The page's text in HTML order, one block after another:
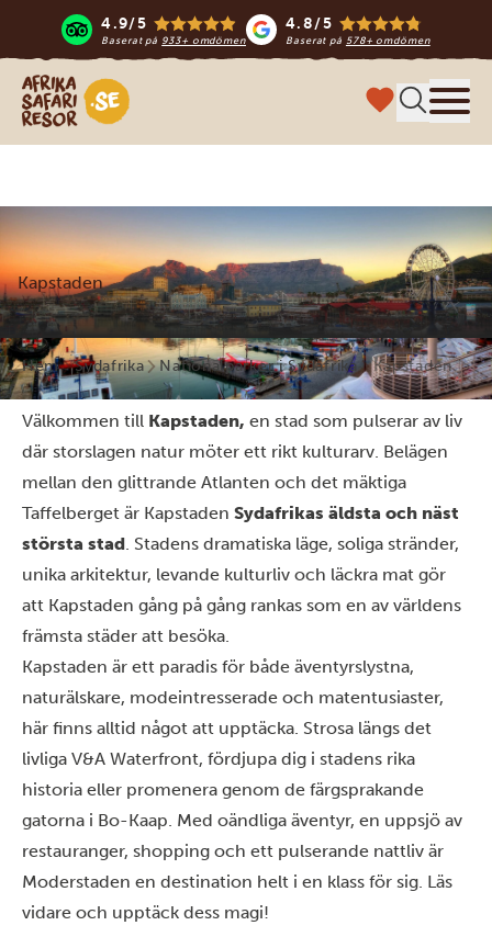
4.9/5
Baserat på 933+ omdömen
4.8/5
Baserat på 578+ omdömen
Safari-resor i Afrika
Kapstaden
Hem Sydafrika Nationalparker i Sydafrika Kapstaden
Välkommen till Kapstaden, en stad som pulserar av liv
där storslagen natur möter ett rikt kulturarv. Belägen
mellan den glittrande Atlanten och det mäktiga
Taffelberget är Kapstaden Sydafrikas äldsta och näst
största stad. Stadens dramatiska läge, soliga stränder,
unika arkitektur, levande kulturliv och läckra mat gör
att Kapstaden gång på gång rankas som en av världens
främsta städer att besöka.
Kapstaden är ett paradis för både äventyrslystna,
naturälskare, modeintresserade och matentusiaster,
här finns alltid något att upptäcka. Strosa längs det
livliga V&A Waterfront, fördjupa dig i stadens rika
historia eller promenera genom de färgsprakande
gatorna i Bo-Kaap. Med oändliga äventyr, en uppsjö av
restauranger, shopping och ett pulserande nattliv är
Moderstaden en destination helt i en klass för sig. Läs
vidare och upptäck dess magi!